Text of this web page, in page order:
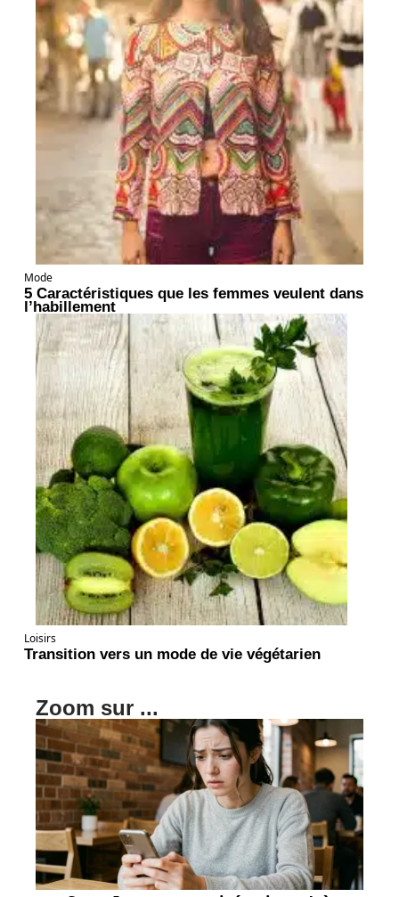
Mode
5 Caractéristiques que les femmes veulent dans
l’habillement
Loisirs
Transition vers un mode de vie végétarien
Zoom sur ...